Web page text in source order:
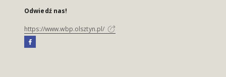
Odwiedź nas!
https://www.wbp.olsztyn.pl/